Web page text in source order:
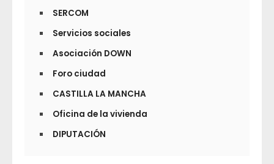
SERCOM
Servicios sociales
Asociación DOWN
Foro ciudad
CASTILLA LA MANCHA
Oficina de la vivienda
DIPUTACIÓN